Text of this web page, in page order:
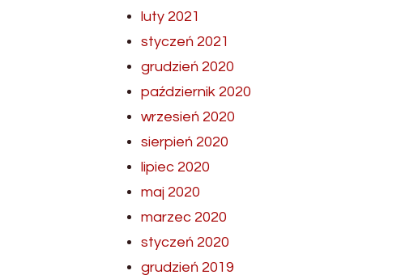
luty 2021
styczeń 2021
grudzień 2020
październik 2020
wrzesień 2020
sierpień 2020
lipiec 2020
maj 2020
marzec 2020
styczeń 2020
grudzień 2019